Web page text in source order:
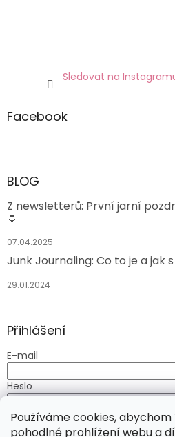
Používáme cookies, abychom
pohodlné prohlížení webu a
Sledovat na
Facebook
BLOG
Z newsletterů: První jarní
🌷
07.04.2025
Junk Journaling: Co to je a jak
29.01.2024
Přihlášení
E-mail
Heslo
PŘIHLÁSIT SE